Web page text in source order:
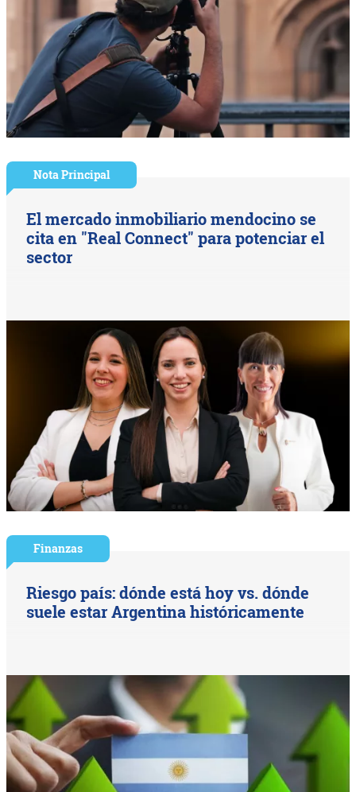
Nota Principal
El mercado inmobiliario mendocino se
cita en "Real Connect" para potenciar el
sector
Finanzas
Riesgo país: dónde está hoy vs. dónde
suele estar Argentina históricamente